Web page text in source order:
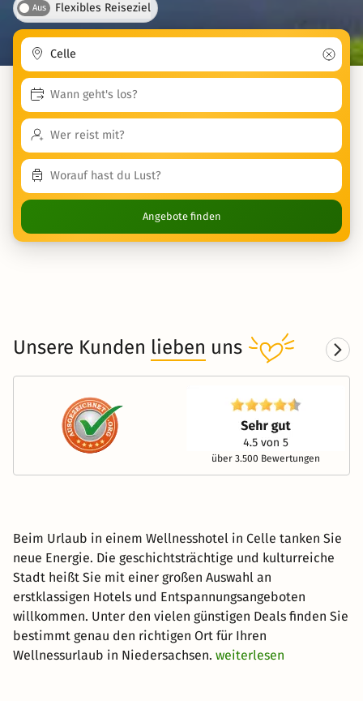
Aus Flexibles Reiseziel
Angebote finden
Unsere Kunden lieben uns
über 3.500 Bewertungen
Beim Urlaub in einem Wellnesshotel in Celle tanken Sie
neue Energie. Die geschichtsträchtige und kulturreiche
Stadt heißt Sie mit einer großen Auswahl an
erstklassigen Hotels und Entspannungsangeboten
willkommen. Unter den vielen günstigen Deals finden Sie
bestimmt genau den richtigen Ort für Ihren
Wellnessurlaub in Niedersachsen. weiterlesen